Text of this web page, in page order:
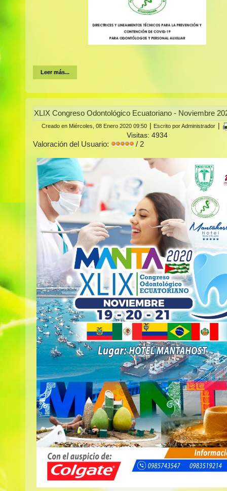
Leer más...
XLIX Congreso Odontológico Ecuatoriano - Noviembre
Creado en Miércoles, 08 Enero 2020 09:50 Escrito por Administrador
Visitas: 4934
Valoración del Usuario: / 2